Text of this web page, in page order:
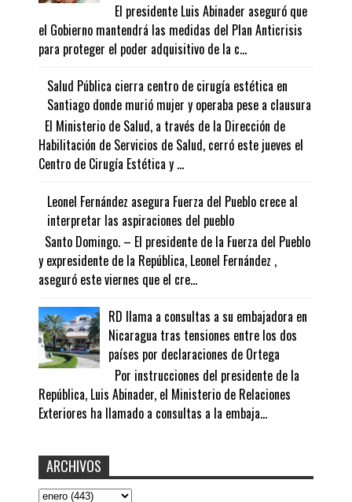
El presidente Luis Abinader aseguró que
el Gobierno mantendrá las medidas del Plan Anticrisis
para proteger el poder adquisitivo de la c...
Salud Pública cierra centro de cirugía estética en
Santiago donde murió mujer y operaba pese a clausura
El Ministerio de Salud, a través de la Dirección de
Habilitación de Servicios de Salud, cerró este jueves el
Centro de Cirugía Estética y ...
Leonel Fernández asegura Fuerza del Pueblo crece al
interpretar las aspiraciones del pueblo
Santo Domingo. – El presidente de la Fuerza del Pueblo
y expresidente de la República, Leonel Fernández ,
aseguró este viernes que el cre...
RD llama a consultas a su embajadora en
Nicaragua tras tensiones entre los dos
países por declaraciones de Ortega
Por instrucciones del presidente de la
República, Luis Abinader, el Ministerio de Relaciones
Exteriores ha llamado a consultas a la embaja...
ARCHIVOS